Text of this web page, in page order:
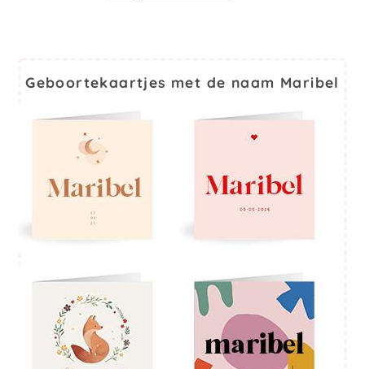
Geboortekaartjes met de naam Maribel